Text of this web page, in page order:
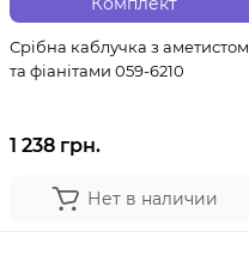
Срібна каблучка з аметистом
та фіанітами 059-6210
1 238 грн.
Нет в наличии